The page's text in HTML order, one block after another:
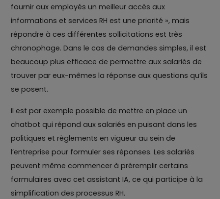
fournir aux employés un meilleur accès aux
informations et services RH est une priorité », mais
répondre à ces différentes sollicitations est très
chronophage. Dans le cas de demandes simples, il est
beaucoup plus efficace de permettre aux salariés de
trouver par eux-mêmes la réponse aux questions qu’ils
se posent.
Il est par exemple possible de mettre en place un
chatbot qui répond aux salariés en puisant dans les
politiques et règlements en vigueur au sein de
l’entreprise pour formuler ses réponses. Les salariés
peuvent même commencer à préremplir certains
formulaires avec cet assistant IA, ce qui participe à la
simplification des processus RH.